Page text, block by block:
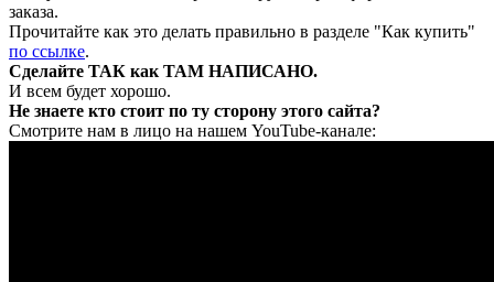
заказа.
Прочитайте как это делать правильно в разделе "Как купить"
по ссылке.
Сделайте ТАК как ТАМ НАПИСАНО.
И всем будет хорошо.
Не знаете кто стоит по ту сторону этого сайта?
Смотрите нам в лицо на нашем YouTube-канале: